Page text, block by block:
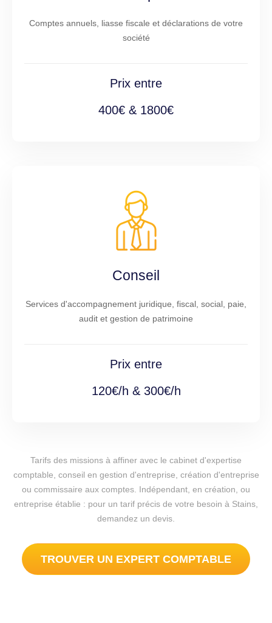
Comptes annuels, liasse fiscale et déclarations de votre
société
Prix entre
400€ & 1800€
Conseil
Services d'accompagnement juridique, fiscal, social, paie,
audit et gestion de patrimoine
Prix entre
120€/h & 300€/h
Tarifs des missions à affiner avec le cabinet d'expertise
comptable, conseil en gestion d'entreprise, création d'entreprise
ou commissaire aux comptes. Indépendant, en création, ou
entreprise établie : pour un tarif précis de votre besoin à Stains,
demandez un devis.
TROUVER UN EXPERT COMPTABLE